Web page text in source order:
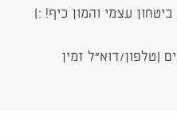
עצמי והמון כיף! :)
(טלפון/דוא"ל זמין